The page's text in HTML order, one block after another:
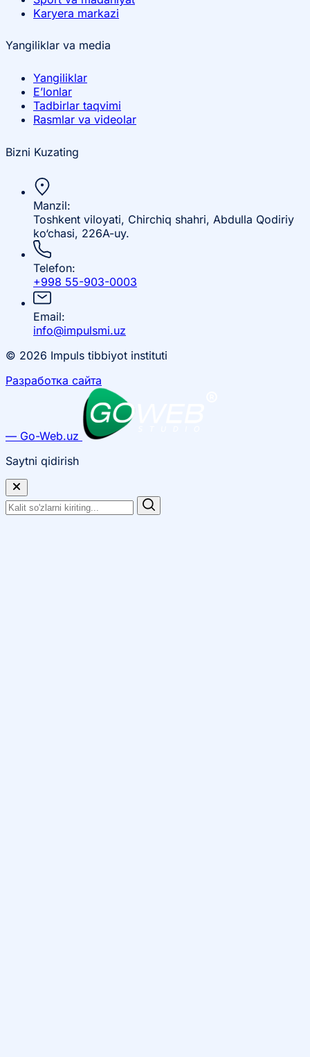
Karyera markazi
Yangiliklar va media
Yangiliklar
E’lonlar
Tadbirlar taqvimi
Rasmlar va videolar
Bizni Kuzating
Manzil:
Toshkent viloyati, Chirchiq shahri, Abdulla Qodiriy
ko‘chasi, 226A-uy.
Telefon:
+998 55-903-0003
Email:
info@impulsmi.uz
© 2026 Impuls tibbiyot instituti
Разработка сайта
— Go-Web.uz
Saytni qidirish